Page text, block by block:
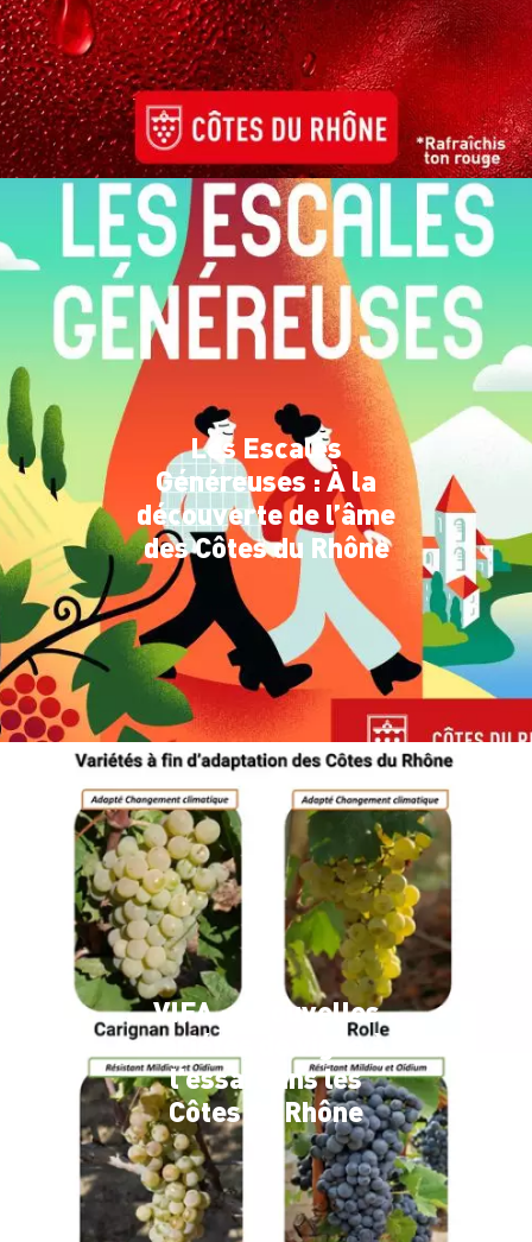
Les Escales
Généreuses : À la
découverte de l’âme
des Côtes du Rhône
VIFA : 4 nouvelles
variétés de vigne à
l’essai dans les
Côtes du Rhône